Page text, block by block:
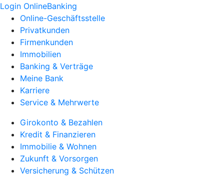
Login OnlineBanking
Online-Geschäftsstelle
Privatkunden
Firmenkunden
Immobilien
Banking & Verträge
Meine Bank
Karriere
Service & Mehrwerte
Girokonto & Bezahlen
Kredit & Finanzieren
Immobilie & Wohnen
Zukunft & Vorsorgen
Versicherung & Schützen